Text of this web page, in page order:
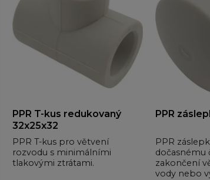
PPR T-kus redukovaný
32x25x32
PPR T-kus pro větvení
rozvodu s minimálními
tlakovými ztrátami.
PPR
PPR
dočasnému
zakončení
vody nebo